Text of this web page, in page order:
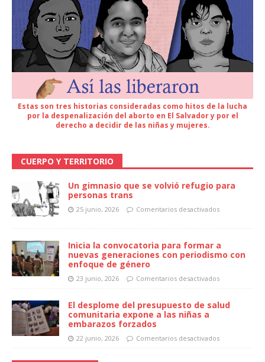
Estas son tres historias consideradas como hitos de la lucha
por la despenalización del aborto en El Salvador y por el
derecho a decidir de las niñas y mujeres.
CUERPO Y TERRITORIO
Un gimnasio que se volvió refugio para
personas trans
25 junio, 2026 Comentarios desactivados
Inicia la convocatoria para formar a
nuevas generaciones con periodismo con
enfoque de género
23 junio, 2026 Comentarios desactivados
El desplome del presupuesto de salud
comunitaria expone a las niñas a
embarazos forzados
22 junio, 2026 Comentarios desactivados